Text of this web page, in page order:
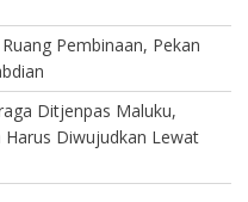
Pembinaan, Pekan
Ditjenpas Maluku,
Harus Diwujudkan Lewat